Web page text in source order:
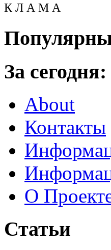
К Л А М А
За сегодня:
About
Контакты
О
Статьи